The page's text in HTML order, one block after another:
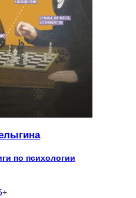
по психологии
+